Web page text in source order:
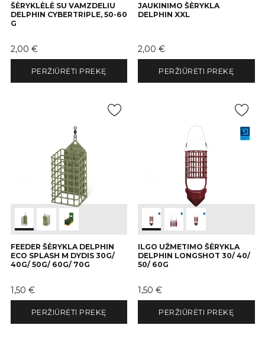
ŠĖRYKLĖLĖ SU VAMZDELIU
DELPHIN CYBERTRIPLE, 50-60
G
Kaina
2,00 €
PERŽIŪRĖTI PREKĘ
JAUKINIMO ŠĖRYKLA
DELPHIN XXL
Kaina
2,00 €
PERŽIŪRĖTI PREKĘ
FEEDER ŠĖRYKLA DELPHIN
ECO SPLASH M DYDIS 30G/
40G/ 50G/ 60G/ 70G
Kaina
1,50 €
PERŽIŪRĖTI PREKĘ
ILGO UŽMETIMO ŠĖRYKLA
DELPHIN LONGSHOT 30/ 40/
50/ 60G
Kaina
1,50 €
PERŽIŪRĖTI PREKĘ